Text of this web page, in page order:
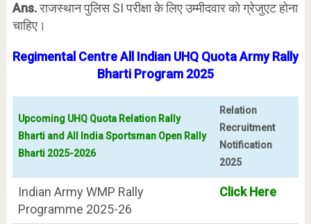
Ans.राजस्थान पुलिस SI परीक्षा के लिए उम्मीदवार को ग्रेजुएट होना
चाहिए।
Regimental Centre All Indian UHQ Quota Army Rally
Bharti Program 2025
Upcoming UHQ Quota Relation Rally
Bharti and All India Sportsman Open Rally
Bharti 2025-2026
Relation
Recruitment
Notification
2025
Indian Army WMP Rally
Programme 2025-26
Click Here